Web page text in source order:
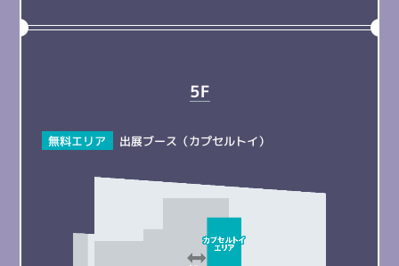
5F
無料エリア 出展ブース（カプセルトイ）